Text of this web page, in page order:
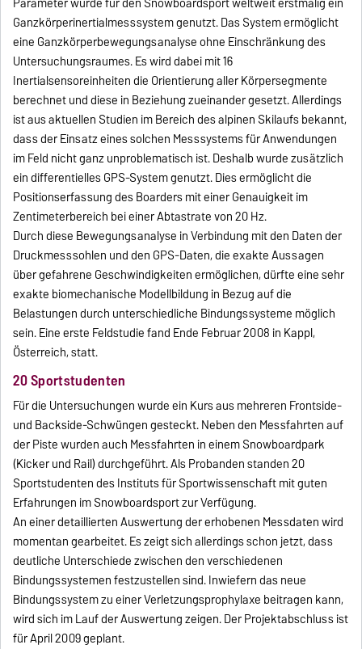
Ganzkörperinertialmesssystem genutzt. Das System ermöglicht
eine Ganzkörperbewegungsanalyse ohne Einschränkung des
Untersuchungsraumes. Es wird dabei mit 16
Inertialsensoreinheiten die Orientierung aller Körpersegmente
berechnet und diese in Beziehung zueinander gesetzt. Allerdings
ist aus aktuellen Studien im Bereich des alpinen Skilaufs bekannt,
dass der Einsatz eines solchen Messsystems für Anwendungen
im Feld nicht ganz unproblematisch ist. Deshalb wurde zusätzlich
ein differentielles GPS-System genutzt. Dies ermöglicht die
Positionserfassung des Boarders mit einer Genauigkeit im
Zentimeterbereich bei einer Abtastrate von 20 Hz.
Durch diese Bewegungsanalyse in Verbindung mit den Daten der
Druckmesssohlen und den GPS-Daten, die exakte Aussagen
über gefahrene Geschwindigkeiten ermöglichen, dürfte eine sehr
exakte biomechanische Modellbildung in Bezug auf die
Belastungen durch unterschiedliche Bindungssysteme möglich
sein. Eine erste Feldstudie fand Ende Februar 2008 in Kappl,
Österreich, statt.
20 Sportstudenten
Für die Untersuchungen wurde ein Kurs aus mehreren Frontside-
und Backside-Schwüngen gesteckt. Neben den Messfahrten auf
der Piste wurden auch Messfahrten in einem Snowboardpark
(Kicker und Rail) durchgeführt. Als Probanden standen 20
Sportstudenten des Instituts für Sportwissenschaft mit guten
Erfahrungen im Snowboardsport zur Verfügung.
An einer detaillierten Auswertung der erhobenen Messdaten wird
momentan gearbeitet. Es zeigt sich allerdings schon jetzt, dass
deutliche Unterschiede zwischen den verschiedenen
Bindungssystemen festzustellen sind. Inwiefern das neue
Bindungssystem zu einer Verletzungsprophylaxe beitragen kann,
wird sich im Lauf der Auswertung zeigen. Der Projektabschluss ist
für April 2009 geplant.